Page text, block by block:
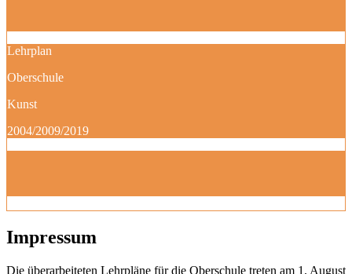
Lehrplan
Oberschule
Kunst
2004/2009/2019
Impressum
Die überarbeiteten Lehrpläne für die Oberschule treten am 1. August